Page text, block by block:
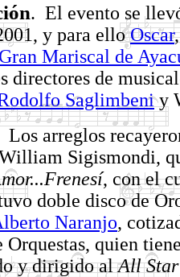
. El evento se
y para elloOscar
Mariscal de
directores de
Saglimbeniy
Los arreglos
Sigismondi,
, con el
doble disco de
Naranjo,
quien
y dirigido alAll Star